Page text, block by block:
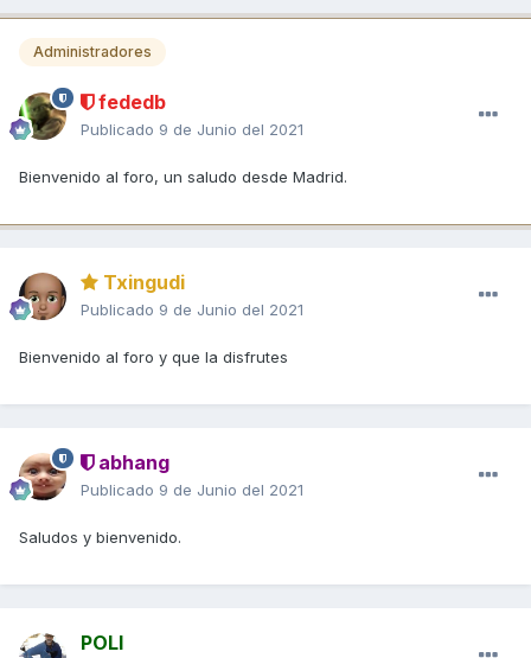
Administradores
fededb
Publicado 9 de Junio del 2021
Bienvenido al foro, un saludo desde Madrid.
Txingudi
Publicado 9 de Junio del 2021
Bienvenido al foro y que la disfrutes
abhang
Publicado 9 de Junio del 2021
Saludos y bienvenido.
POLI